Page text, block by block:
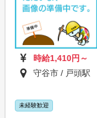
時給1,410円～
守谷市 / 戸頭駅
未経験歓迎